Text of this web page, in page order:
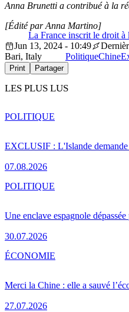
Anna Brunetti a contribué à la
La France inscrit le droit à
[Édité par Anna Martino]
Jun 13, 2024 - 10:49
Bari, Italy
PolitiqueChine
Print Partager
LES PLUS LUS
EXCLUSIF : L'Islande demande
07.08.2026
POLITIQUE
Une enclave espagnole
30.07.2026
POLITIQUE
Merci la Chine : elle a sauvé
27.07.2026
ÉCONOMIE